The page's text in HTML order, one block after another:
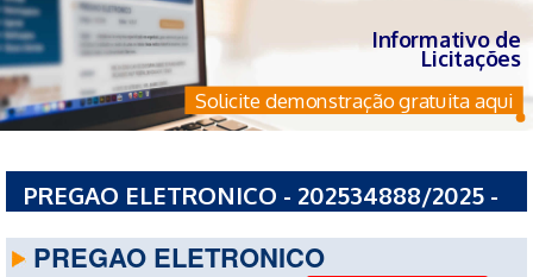
Informativo de
Licitações
Solicite demonstração gratuita aqui
PREGAO ELETRONICO - 202534888/2025 -
PREGAO ELETRONICO